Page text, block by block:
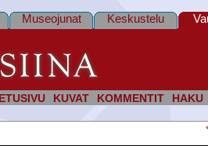
ETUSIVU KUVAT KOMMENTIT HAKU
Museojunat Keskustelu